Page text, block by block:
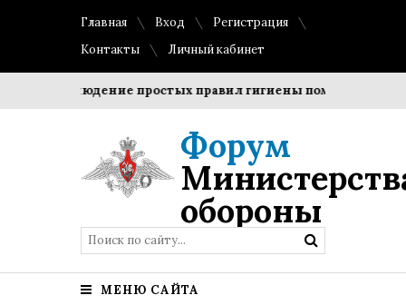
Главная Вход
Регистрация
Контакты
Личный кабинет
Соблюдение простых правил гигиены помогает
Форум
обороны
МЕНЮ САЙТА